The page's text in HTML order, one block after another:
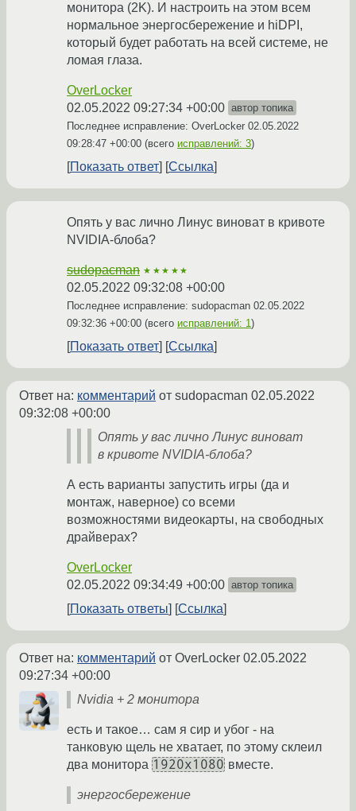
монитора (2K). И настроить на этом всем
нормальное энергосбережение и hiDPI,
который будет работать на всей системе, не
ломая глаза.
OverLocker
02.05.2022 09:27:34 +00:00 автор топика
Последнее исправление: OverLocker 02.05.2022
09:28:47 +00:00 (всего исправлений: 3)
Показать ответ Ссылка
Опять у вас лично Линус виноват в кривоте
NVIDIA-блоба?
sudopacman ★★★★★
02.05.2022 09:32:08 +00:00
Последнее исправление: sudopacman 02.05.2022
09:32:36 +00:00 (всего исправлений: 1)
Показать ответ Ссылка
Ответ на: комментарий от sudopacman 02.05.2022
09:32:08 +00:00
Опять у вас лично Линус виноват
в кривоте NVIDIA-блоба?
А есть варианты запустить игры (да и
монтаж, наверное) со всеми
возможностями видеокарты, на свободных
драйверах?
OverLocker
02.05.2022 09:34:49 +00:00 автор топика
Показать ответы Ссылка
Ответ на: комментарий от OverLocker 02.05.2022
09:27:34 +00:00
Nvidia + 2 монитора
есть и такое… сам я сир и убог - на
танковую щель не хватает, по этому склеил
два монитора 1920х1080 вместе.
энергосбережение